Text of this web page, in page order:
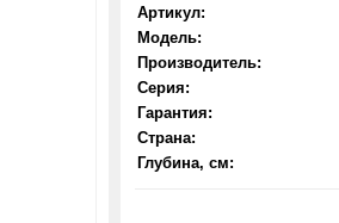
Артикул:
Модель:
Производитель:
Серия:
Гарантия:
Страна:
Глубина, см: